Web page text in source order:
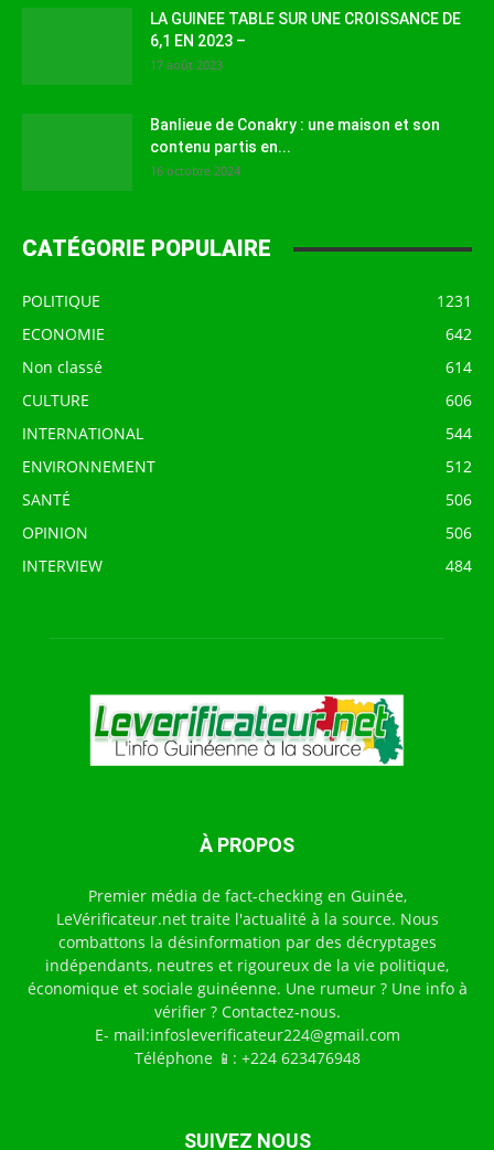
LA GUINEE TABLE SUR UNE CROISSANCE DE
6,1 EN 2023 –
17 août 2023
Banlieue de Conakry : une maison et son
contenu partis en...
16 octobre 2024
CATÉGORIE POPULAIRE
POLITIQUE
1231
ECONOMIE
642
Non classé
614
CULTURE
606
INTERNATIONAL
544
ENVIRONNEMENT
512
SANTÉ
506
OPINION
506
INTERVIEW
484
À PROPOS
Premier média de fact-checking en Guinée,
LeVérificateur.net traite l'actualité à la source. Nous
combattons la désinformation par des décryptages
indépendants, neutres et rigoureux de la vie politique,
économique et sociale guinéenne. Une rumeur ? Une info à
vérifier ? Contactez-nous.
E- mail:infosleverificateur224@gmail.com
Téléphone 📱: +224 623476948
SUIVEZ NOUS